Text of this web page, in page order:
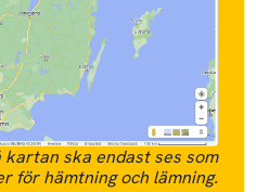
ska endast ses som
för hämtning och lämning.